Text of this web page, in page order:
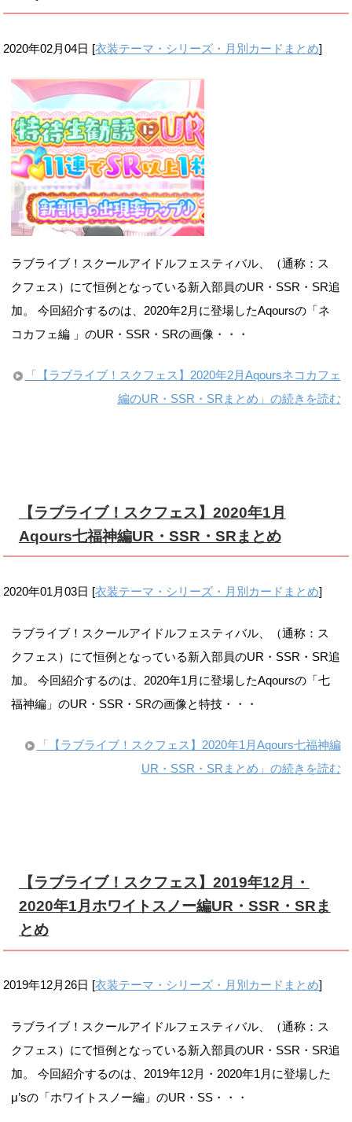
2020年02月04日 [衣装テーマ・シリーズ・月別カードまとめ]
ラブライブ！スクールアイドルフェスティバル、（通称：ス
クフェス）にて恒例となっている新入部員のUR・SSR・SR追
加。 今回紹介するのは、2020年2月に登場したAqoursの「ネ
コカフェ編 」のUR・SSR・SRの画像・・・
「【ラブライブ！スクフェス】2020年2月Aqoursネコカフェ
編のUR・SSR・SRまとめ」の続きを読む
【ラブライブ！スクフェス】2020年1月
Aqours七福神編UR・SSR・SRまとめ
2020年01月03日 [衣装テーマ・シリーズ・月別カードまとめ]
ラブライブ！スクールアイドルフェスティバル、（通称：ス
クフェス）にて恒例となっている新入部員のUR・SSR・SR追
加。 今回紹介するのは、2020年1月に登場したAqoursの「七
福神編」のUR・SSR・SRの画像と特技・・・
「【ラブライブ！スクフェス】2020年1月Aqours七福神編
UR・SSR・SRまとめ」の続きを読む
【ラブライブ！スクフェス】2019年12月・
2020年1月ホワイトスノー編UR・SSR・SRま
とめ
2019年12月26日 [衣装テーマ・シリーズ・月別カードまとめ]
ラブライブ！スクールアイドルフェスティバル、（通称：ス
クフェス）にて恒例となっている新入部員のUR・SSR・SR追
加。 今回紹介するのは、2019年12月・2020年1月に登場した
μ’sの「ホワイトスノー編」のUR・SS・・・